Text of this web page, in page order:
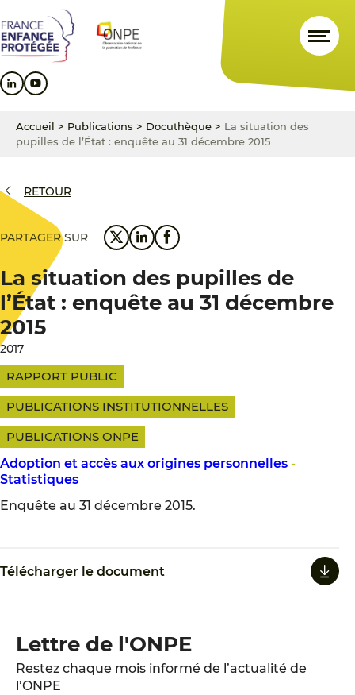
au
contenu
principal
au
menu
principal
au
pied
de
Accueil > Publications > Docuthèque > La situation des
pupilles de l’État : enquête au 31 décembre 2015
RETOUR
PARTAGER SUR
La situation des pupilles de
l’État : enquête au 31 décembre
2015
2017
RAPPORT PUBLIC
PUBLICATIONS INSTITUTIONNELLES
PUBLICATIONS ONPE
Adoption et accès aux origines personnelles -
Statistiques
Enquête au 31 décembre 2015.
Télécharger le document
Lettre de l'ONPE
Restez chaque mois informé de l’actualité de
l’ONPE